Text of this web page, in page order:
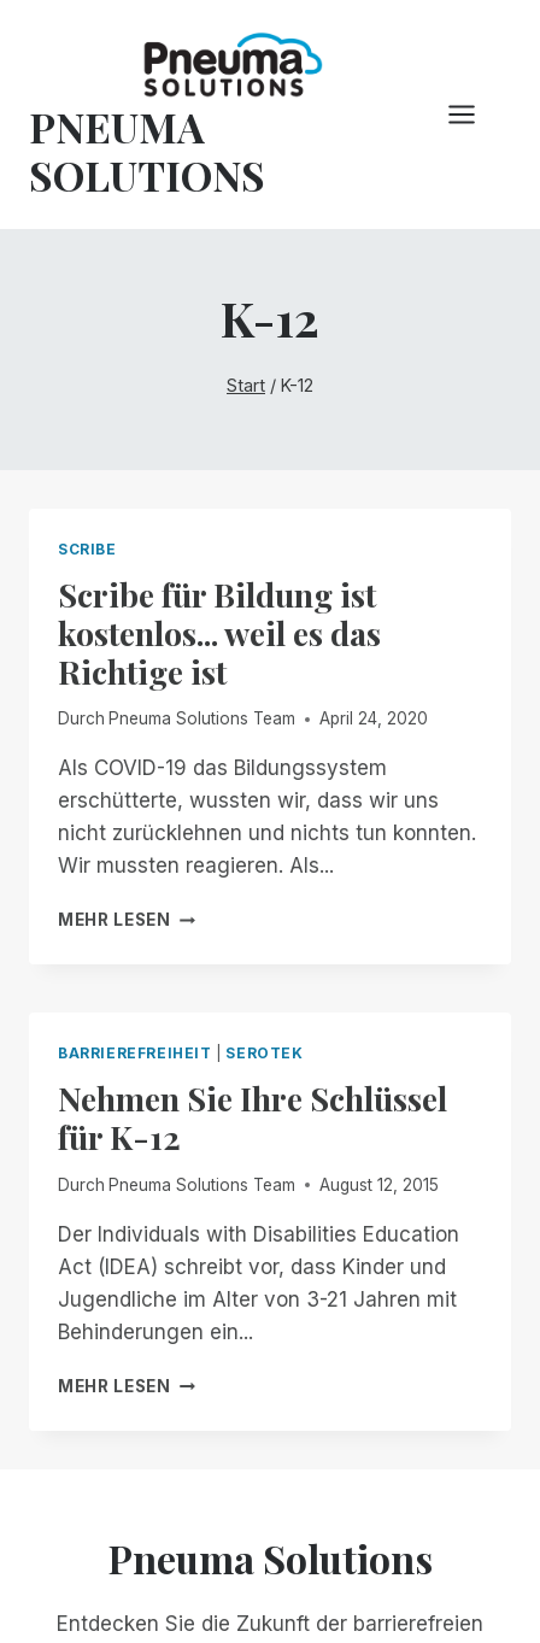
PNEUMA
SOLUTIONS
K-12
Start / K-12
SCRIBE
Scribe für Bildung ist
kostenlos... weil es das
Richtige ist
Durch Pneuma Solutions Team April 24, 2020
Als COVID-19 das Bildungssystem
erschütterte, wussten wir, dass wir uns
nicht zurücklehnen und nichts tun konnten.
Wir mussten reagieren. Als...
MEHR LESEN
SCRIBE
DAS
RICHTIGE
IST
BARRIEREFREIHEIT SEROTEK
Nehmen Sie Ihre Schlüssel
für K-12
Durch Pneuma Solutions Team August 12, 2015
Der Individuals with Disabilities Education
Act (IDEA) schreibt vor, dass Kinder und
Jugendliche im Alter von 3-21 Jahren mit
Behinderungen ein...
MEHR LESEN
NEHMEN
Pneuma Solutions
Entdecken Sie die Zukunft der barrierefreien